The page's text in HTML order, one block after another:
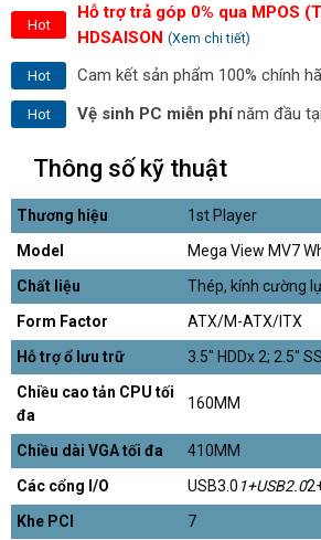
Hot
Hỗ trợ trả góp 0% qua MPOS
HDSAISON (Xem chi tiết)
Hot Cam kết sản phẩm 100% chính
Hot Vệ sinh PC miễn phínăm đầu
Thông số kỹ thuật
Thương hiệu
1st Player
Model
Mega View MV7
Chất liệu
Thép, kính cường
Form Factor
ATX/M-ATX/ITX
Hỗ trợ ổ lưu trữ
3.5″ HDDx 2; 2.5″
Chiều cao tản CPU tối
đa
160MM
Chiều dài VGA tối đa
410MM
Các cổng I/O
USB3.0 1+USB2.0
Khe PCI
7